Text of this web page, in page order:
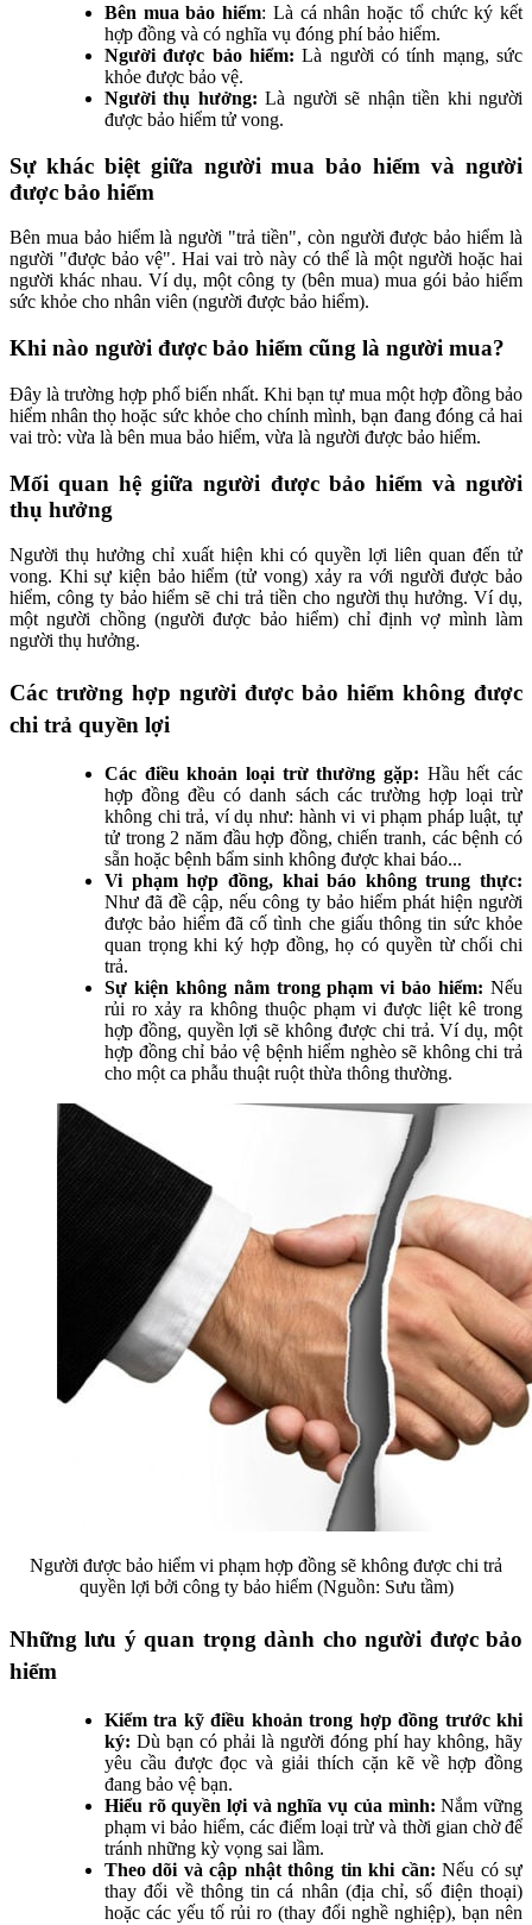
Bên mua bảo hiểm: Là cá nhân hoặc tổ chức ký kết
hợp đồng và có nghĩa vụ đóng phí bảo hiểm.
Người được bảo hiểm: Là người có tính mạng, sức
khỏe được bảo vệ.
Người thụ hưởng: Là người sẽ nhận tiền khi người
được bảo hiểm tử vong.
Sự khác biệt giữa người mua bảo hiểm và người
được bảo hiểm
Bên mua bảo hiểm là người "trả tiền", còn người được bảo hiểm là
người "được bảo vệ". Hai vai trò này có thể là một người hoặc hai
người khác nhau. Ví dụ, một công ty (bên mua) mua gói bảo hiểm
sức khỏe cho nhân viên (người được bảo hiểm).
Khi nào người được bảo hiểm cũng là người mua?
Đây là trường hợp phổ biến nhất. Khi bạn tự mua một hợp đồng bảo
hiểm nhân thọ hoặc sức khỏe cho chính mình, bạn đang đóng cả hai
vai trò: vừa là bên mua bảo hiểm, vừa là người được bảo hiểm.
Mối quan hệ giữa người được bảo hiểm và người
thụ hưởng
Người thụ hưởng chỉ xuất hiện khi có quyền lợi liên quan đến tử
vong. Khi sự kiện bảo hiểm (tử vong) xảy ra với người được bảo
hiểm, công ty bảo hiểm sẽ chi trả tiền cho người thụ hưởng. Ví dụ,
một người chồng (người được bảo hiểm) chỉ định vợ mình làm
người thụ hưởng.
Các trường hợp người được bảo hiểm không được
chi trả quyền lợi
Các điều khoản loại trừ thường gặp: Hầu hết các
hợp đồng đều có danh sách các trường hợp loại trừ
không chi trả, ví dụ như: hành vi vi phạm pháp luật, tự
tử trong 2 năm đầu hợp đồng, chiến tranh, các bệnh có
sẵn hoặc bệnh bẩm sinh không được khai báo...
Vi phạm hợp đồng, khai báo không trung thực:
Như đã đề cập, nếu công ty bảo hiểm phát hiện người
được bảo hiểm đã cố tình che giấu thông tin sức khỏe
quan trọng khi ký hợp đồng, họ có quyền từ chối chi
trả.
Sự kiện không nằm trong phạm vi bảo hiểm: Nếu
rủi ro xảy ra không thuộc phạm vi được liệt kê trong
hợp đồng, quyền lợi sẽ không được chi trả. Ví dụ, một
hợp đồng chỉ bảo vệ bệnh hiểm nghèo sẽ không chi trả
cho một ca phẫu thuật ruột thừa thông thường.
Người được bảo hiểm vi phạm hợp đồng sẽ không được chi trả
quyền lợi bởi công ty bảo hiểm (Nguồn: Sưu tầm)
Những lưu ý quan trọng dành cho người được bảo
hiểm
Kiểm tra kỹ điều khoản trong hợp đồng trước khi
ký: Dù bạn có phải là người đóng phí hay không, hãy
yêu cầu được đọc và giải thích cặn kẽ về hợp đồng
đang bảo vệ bạn.
Hiểu rõ quyền lợi và nghĩa vụ của mình:Nắm vững
phạm vi bảo hiểm, các điểm loại trừ và thời gian chờ để
tránh những kỳ vọng sai lầm.
Theo dõi và cập nhật thông tin khi cần: Nếu có sự
thay đổi về thông tin cá nhân (địa chỉ, số điện thoại)
hoặc các yếu tố rủi ro (thay đổi nghề nghiệp), bạn nên